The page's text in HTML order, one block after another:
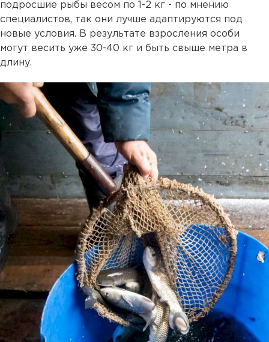
подросшие рыбы весом по 1-2 кг - по мнению
специалистов, так они лучше адаптируются под
новые условия. В результате взросления особи
могут весить уже 30-40 кг и быть свыше метра в
длину.